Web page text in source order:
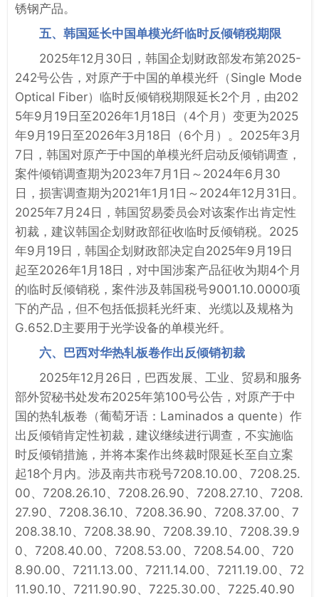
锈钢产品。
五、韩国延长中国单模光纤临时反倾销税期限
2025年12月30日，韩国企划财政部发布第2025-
242号公告，对原产于中国的单模光纤（Single Mode
Optical Fiber）临时反倾销税期限延长2个月，由202
5年9月19日至2026年1月18日（4个月）变更为2025
年9月19日至2026年3月18日（6个月）。2025年3月
7日，韩国对原产于中国的单模光纤启动反倾销调查，
案件倾销调查期为2023年7月1日～2024年6月30
日，损害调查期为2021年1月1日～2024年12月31日。
2025年7月24日，韩国贸易委员会对该案作出肯定性
初裁，建议韩国企划财政部征收临时反倾销税。2025
年9月19日，韩国企划财政部决定自2025年9月19日
起至2026年1月18日，对中国涉案产品征收为期4个月
的临时反倾销税，案件涉及韩国税号9001.10.0000项
下的产品，但不包括低损耗光纤束、光缆以及规格为
G.652.D主要用于光学设备的单模光纤。
六、巴西对华热轧板卷作出反倾销初裁
2025年12月26日，巴西发展、工业、贸易和服务
部外贸秘书处发布2025年第100号公告，对原产于中
国的热轧板卷（葡萄牙语：Laminados a quente）作
出反倾销肯定性初裁，建议继续进行调查，不实施临
时反倾销措施，并将本案作出终裁时限延长至自立案
起18个月内。涉及南共市税号7208.10.00、7208.25.
00、7208.26.10、7208.26.90、7208.27.10、7208.
27.90、7208.36.10、7208.36.90、7208.37.00、7
208.38.10、7208.38.90、7208.39.10、7208.39.9
0、7208.40.00、7208.53.00、7208.54.00、720
8.90.00、7211.13.00、7211.14.00、7211.19.00、72
11.90.10、7211.90.90、7225.30.00、7225.40.90